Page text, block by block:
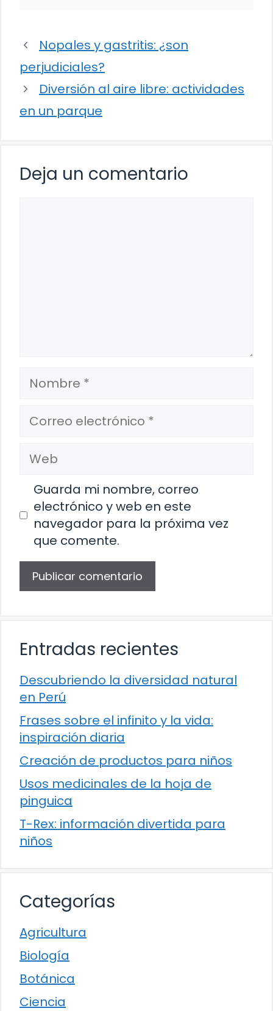
Nopales y gastritis: ¿son
perjudiciales?
Diversión al aire libre: actividades
en un parque
Deja un comentario
Nombre
Correo
electrónico
Web
Guarda mi nombre, correo
electrónico y web en este
navegador para la próxima vez
que comente.
Entradas recientes
Descubriendo la diversidad natural
en Perú
Frases sobre el infinito y la vida:
inspiración diaria
Creación de productos para niños
Usos medicinales de la hoja de
pinguica
T-Rex: información divertida para
niños
Categorías
Agricultura
Biología
Botánica
Ciencia